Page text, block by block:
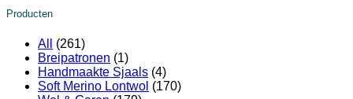
Producten
All
(261)
Breipatronen (1)
Handmaakte Sjaals (4)
Soft Merino Lontwol (170)